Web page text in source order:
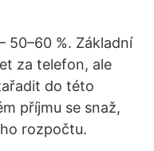
50–60 %. Základní
za telefon, ale
do této
příjmu se snaž,
rozpočtu.